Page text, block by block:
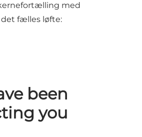
med
fælles løfte:
been
you